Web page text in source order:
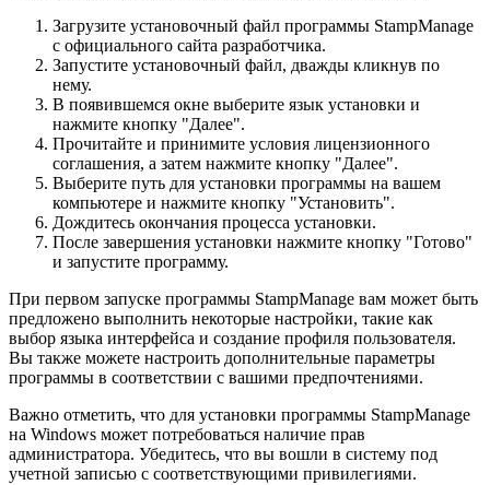
Загрузите установочный файл программы StampManage
с официального сайта разработчика.
Запустите установочный файл, дважды кликнув по
нему.
В появившемся окне выберите язык установки и
нажмите кнопку "Далее".
Прочитайте и принимите условия лицензионного
соглашения, а затем нажмите кнопку "Далее".
Выберите путь для установки программы на вашем
компьютере и нажмите кнопку "Установить".
Дождитесь окончания процесса установки.
После завершения установки нажмите кнопку "Готово"
и запустите программу.
При первом запуске программы StampManage вам может быть
предложено выполнить некоторые настройки, такие как
выбор языка интерфейса и создание профиля пользователя.
Вы также можете настроить дополнительные параметры
программы в соответствии с вашими предпочтениями.
Важно отметить, что для установки программы StampManage
на Windows может потребоваться наличие прав
администратора. Убедитесь, что вы вошли в систему под
учетной записью с соответствующими привилегиями.